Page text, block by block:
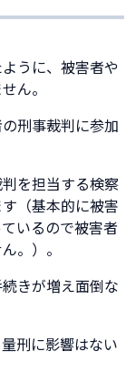
うに、被害者や
ん。
刑事裁判に参加
を担当する検察
（基本的に被害
いるので被害者
。）。
きが増え面倒な
刑に影響はない